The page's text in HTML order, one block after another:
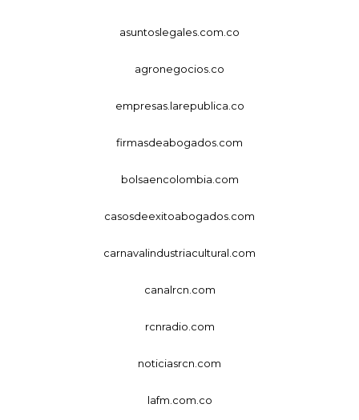
asuntoslegales.com.co
agronegocios.co
empresas.larepublica.co
firmasdeabogados.com
bolsaencolombia.com
casosdeexitoabogados.com
carnavalindustriacultural.com
canalrcn.com
rcnradio.com
noticiasrcn.com
lafm.com.co